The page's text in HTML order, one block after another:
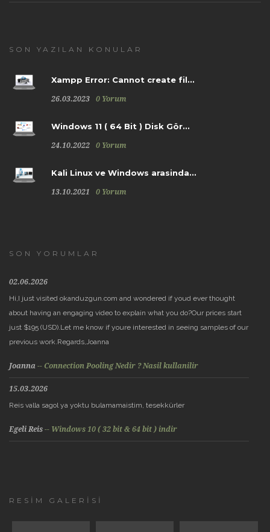
SON YAZILAN KONULAR
Xampp Error: Cannot create fil...
26.03.2023 0 Yorum
Windows 11 ( 64 Bit ) Disk Gör...
24.10.2022 0 Yorum
Kali Linux ve Windows arasinda...
13.10.2021 0 Yorum
SON YORUMLAR
02.06.2026
Hi,I just visited okanduzgun.com and wondered if youd ever thought
about having an engaging video to explain what you do?Our prices start
just $195 (USD).Let me know if youre interested in seeing samples of our
previous work.Regards,Joanna
Joanna -- Connection Pooling Nedir ? Nasil kullanilir
15.03.2026
Reis valla sagol ya yoktu bulamamaistim, tesekkürler
Egeli Reis -- Windows 10 ( 32 bit & 64 bit ) indir
RESİM GALERİSİ